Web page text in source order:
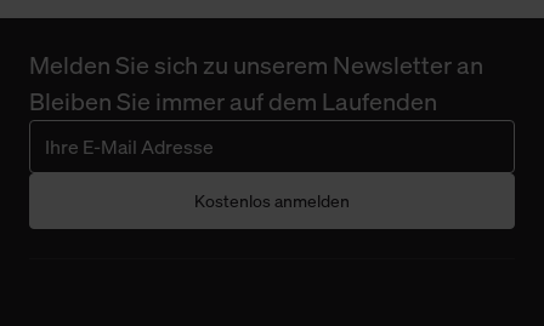
Melden Sie sich zu unserem Newsletter an
Bleiben Sie immer auf dem Laufenden
Kostenlos anmelden